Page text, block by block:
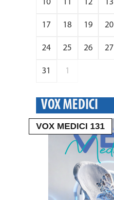
10 11 12 13
17 18 19 20
24 25 26 27
31 1
VOX MEDICI
VOX MEDICI 131